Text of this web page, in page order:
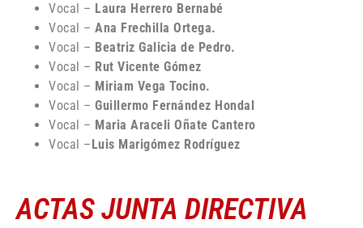
Vocal – Laura Herrero Bernabé
Vocal – Ana Frechilla Ortega.
Vocal – Beatriz Galicia de Pedro.
Vocal – Rut Vicente Gómez
Vocal – Miriam Vega Tocino.
Vocal – Guillermo Fernández Hondal
Vocal – Maria Araceli Oñate Cantero
Vocal –Luis Marigómez Rodríguez
ACTAS JUNTA DIRECTIVA